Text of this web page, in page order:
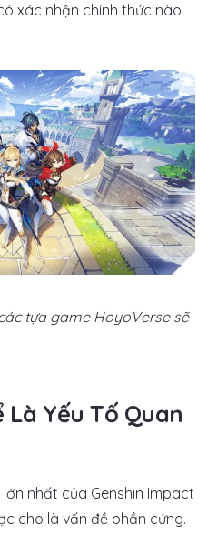
xác nhận chính thức nào
tựa game HoyoVerse sẽ
Là Yếu Tố Quan
nhất của Genshin Impact
cho là vấn đề phần cứng.